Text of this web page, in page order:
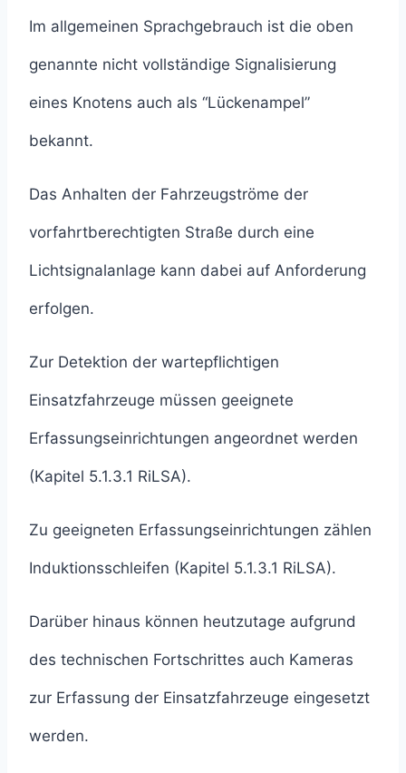
Im allgemeinen Sprachgebrauch ist die oben
genannte nicht vollständige Signalisierung
eines Knotens auch als “Lückenampel”
bekannt.
Das Anhalten der Fahrzeugströme der
vorfahrtberechtigten Straße durch eine
Lichtsignalanlage kann dabei auf Anforderung
erfolgen.
Zur Detektion der wartepflichtigen
Einsatzfahrzeuge müssen geeignete
Erfassungseinrichtungen angeordnet werden
(Kapitel 5.1.3.1 RiLSA).
Zu geeigneten Erfassungseinrichtungen zählen
Induktionsschleifen (Kapitel 5.1.3.1 RiLSA).
Darüber hinaus können heutzutage aufgrund
des technischen Fortschrittes auch Kameras
zur Erfassung der Einsatzfahrzeuge eingesetzt
werden.